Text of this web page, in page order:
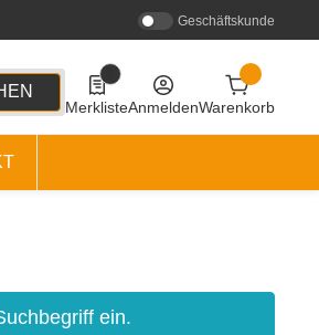
Geschäftskunde
0 Produkte in der Liste
MerklisteAnmeldenWarenkorb
ein.